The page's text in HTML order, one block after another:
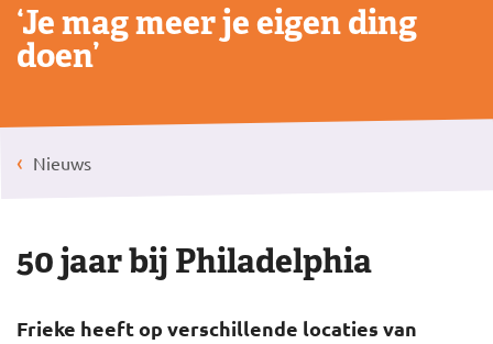
‘Je mag meer je eigen ding
doen’
Nieuws
50 jaar bij Philadelphia
Frieke heeft op verschillende locaties van